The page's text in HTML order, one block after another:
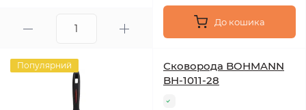
До кошика
Популярний
Сковорода BOHMANN
BH-1011-28